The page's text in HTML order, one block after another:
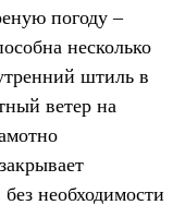
погоду –
несколько
штиль в
ветер на
необходимости